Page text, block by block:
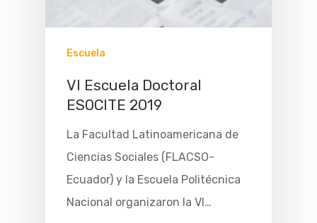
Escuela
VI Escuela Doctoral
ESOCITE 2019
La Facultad Latinoamericana de
Ciencias Sociales (FLACSO-
Ecuador) y la Escuela Politécnica
Nacional organizaron la VI…